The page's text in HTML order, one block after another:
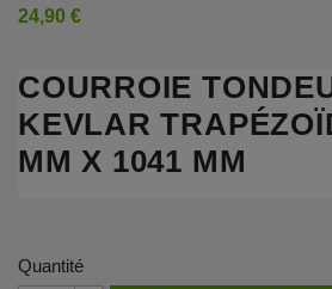
24,90 €
COURROIE
KEVLAR
MM X 1041 MM
Quantité